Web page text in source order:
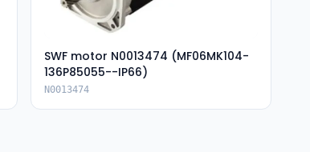
SWF motor N0013474 (MF06MK104-
136P85055--IP66)
N0013474